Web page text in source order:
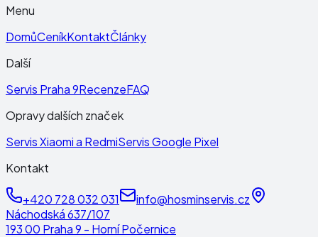
Menu
DomůCeníkKontaktČlánky
Další
Servis Praha 9RecenzeFAQ
Opravy dalších značek
Servis Xiaomi a RedmiServis Google Pixel
Kontakt
+420 728 032 031
info@hosminservis.cz
Náchodská 637/107
193 00 Praha 9 - Horní Počernice